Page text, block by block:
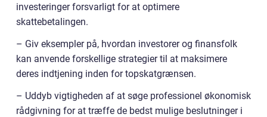
investeringer forsvarligt for at optimere
skattebetalingen.
– Giv eksempler på, hvordan investorer og finansfolk
kan anvende forskellige strategier til at maksimere
deres indtjening inden for topskatgrænsen.
– Uddyb vigtigheden af at søge professionel økonomisk
rådgivning for at træffe de bedst mulige beslutninger i